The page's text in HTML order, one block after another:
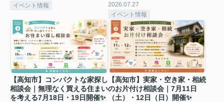
イベント情報
2026.07.27
イベント情報
【高知市】コンパクトな家探し
相談会｜無理なく買える住まい
を考える7月18日・19日開催✨
【高知市】実家・空き家・相続
のお片付け相談会｜7月11日
（土）・12日（日）開催✨